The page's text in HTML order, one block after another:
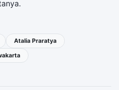
Atalia Praratya